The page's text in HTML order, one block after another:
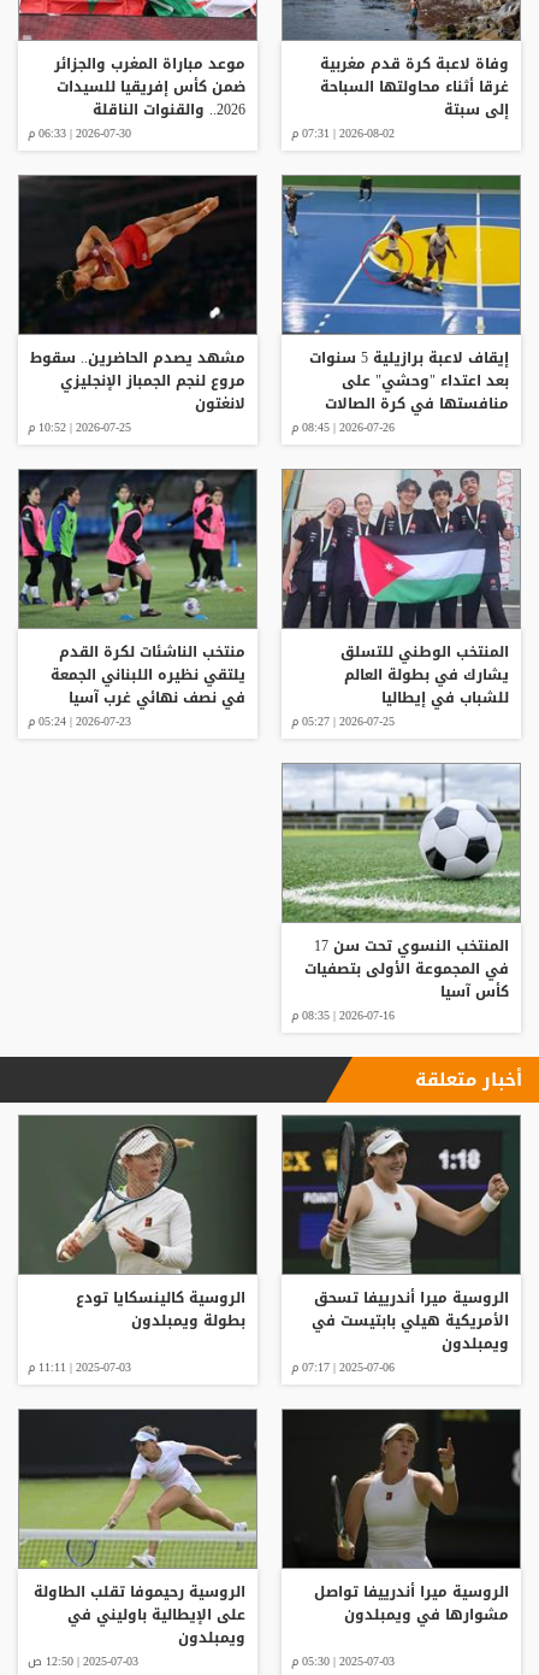
وفاة لاعبة كرة قدم مغربية
غرقا أثناء محاولتها السباحة
إلى سبتة
2026-08-02 | 07:31 م
موعد مباراة المغرب والجزائر
ضمن كأس إفريقيا للسيدات
2026.. والقنوات الناقلة
2026-07-30 | 06:33 م
إيقاف لاعبة برازيلية 5 سنوات
بعد اعتداء "وحشي" على
منافستها في كرة الصالات
2026-07-26 | 08:45 م
مشهد يصدم الحاضرين.. سقوط
مروع لنجم الجمباز الإنجليزي
لانغتون
2026-07-25 | 10:52 م
المنتخب الوطني للتسلق
يشارك في بطولة العالم
للشباب في إيطاليا
2026-07-25 | 05:27 م
منتخب الناشئات لكرة القدم
يلتقي نظيره اللبناني الجمعة
في نصف نهائي غرب آسيا
2026-07-23 | 05:24 م
المنتخب النسوي تحت سن 17
في المجموعة الأولى بتصفيات
كأس آسيا
2026-07-16 | 08:35 م
أخبار متعلقة
الروسية ميرا أندرييفا تسحق
الأمريكية هيلي بابتيست في
ويمبلدون
2025-07-06 | 07:17 م
الروسية كالينسكايا تودع
بطولة ويمبلدون
2025-07-03 | 11:11 م
الروسية ميرا أندرييفا تواصل
مشوارها في ويمبلدون
2025-07-03 | 05:30 م
الروسية رحيموفا تقلب الطاولة
على الإيطالية باوليني في
ويمبلدون
2025-07-03 | 12:50 ص